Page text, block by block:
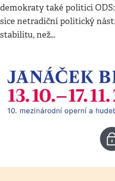
demokraty také politici
sice netradiční politický
stabilitu, než…